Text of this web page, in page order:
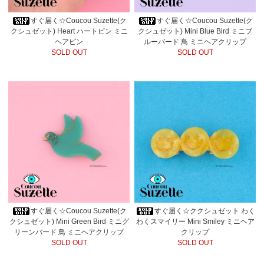
すぐ届く☆Coucou Suzette(ク
クシュゼット) Heart ハートピン ミニ
ヘアピン
SOLD OUT
すぐ届く☆Coucou Suzette(ク
クシュゼット) Mini Blue Bird ミニブ
ルーバード 鳥 ミニヘアクリップ
SOLD OUT
すぐ届く☆Coucou Suzette(ク
クシュゼット) Mini Green Bird ミニグ
リーンバード 鳥 ミニヘアクリップ
SOLD OUT
すぐ届く☆ククシュゼット わく
わくスマイリー Mini Smiley ミニヘア
クリップ
SOLD OUT